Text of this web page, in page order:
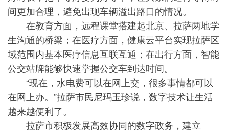
间更加合理，避免出现车辆溢出路口的情况。
在教育方面，远程课堂搭建起北京、拉萨两地学
生沟通的桥梁；在医疗方面，健康云平台实现拉萨区
域范围内基本医疗信息互联互通；在出行方面，智能
公交站牌能够快速掌握公交车到达时间。
“现在，水电费可以在网上交，很多事情都可以
在网上办。”拉萨市民尼玛玉珍说，数字技术让生活
越来越便利了。
拉萨市积极发展高效协同的数字政务，建立